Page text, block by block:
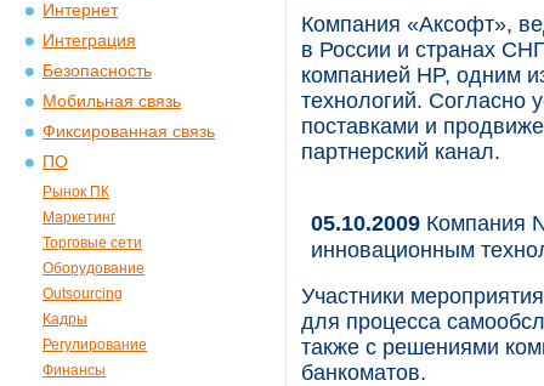
Интернет
Интеграция
Безопасность
Мобильная связь
Фиксированная связь
ПО
Рынок ПК
Маркетинг
Торговые сети
Оборудование
Outsourcing
Кадры
Регулирование
Финансы
Компания «Аксофт»,
в России и странах
компанией HP, одним
технологий. Согласно
поставками и
партнерский канал.
05.10.2009 Компания
инновационным
Участники
для процесса
также с решениями
банкоматов.